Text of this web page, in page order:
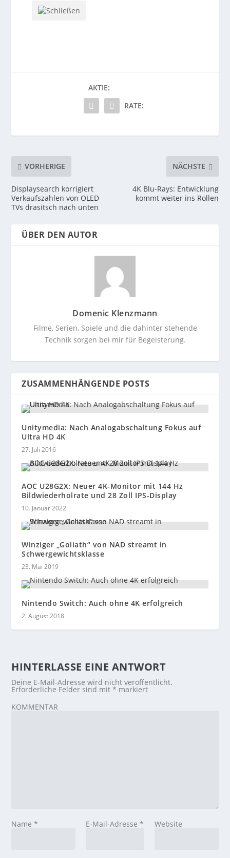
AKTIE:
RATE:
VORHERIGE
Displaysearch korrigiert
Verkaufszahlen von OLED
TVs drasitsch nach unten
NÄCHSTE
4K Blu-Rays: Entwicklung
kommt weiter ins Rollen
ÜBER DEN AUTOR
Domenic Klenzmann
Filme, Serien, Spiele und die dahinter stehende
Technik sorgen bei mir für Begeisterung.
ZUSAMMENHÄNGENDE POSTS
Unitymedia: Nach Analogabschaltung Fokus auf
Ultra HD 4K
27. Juli 2016
AOC U28G2X: Neuer 4K-Monitor mit 144 Hz
Bildwiederholrate und 28 Zoll IPS-Display
10. Januar 2022
Winziger „Goliath“ von NAD streamt in
Schwergewichtsklasse
23. Mai 2019
Nintendo Switch: Auch ohne 4K erfolgreich
2. August 2018
HINTERLASSE EINE ANTWORT
Deine E-Mail-Adresse wird nicht veröffentlicht.
Erforderliche Felder sind mit* markiert
KOMMENTAR
Name* E-Mail-Adresse * Website